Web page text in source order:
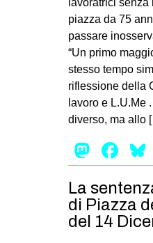
SPORT
DIRITTO
lavoratrici
piazza da 75
passare
“Un primo
stesso tempo
riflessione della
lavoro e L.U.Me
diverso, ma allo
La
di Piazza
del 14